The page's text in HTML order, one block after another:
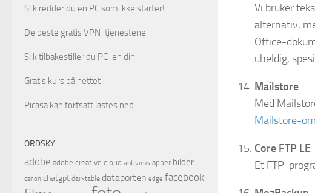
Vi bruker
alternativ,
Office-
uheldig,
Mailstore
Med
Mailstore-
Core FTP LE
Et FTP-
Slik redder du en PC som ikke starter!
De beste gratis VPN-tjenestene
Slik tilbakestiller du PC-en din
Gratis kurs på nettet
Picasa kan fortsatt lastes ned
ORDSKY
adobe adobe creative cloud antivirus apper bilder
canon chatgpt darktable dataporten edge facebook